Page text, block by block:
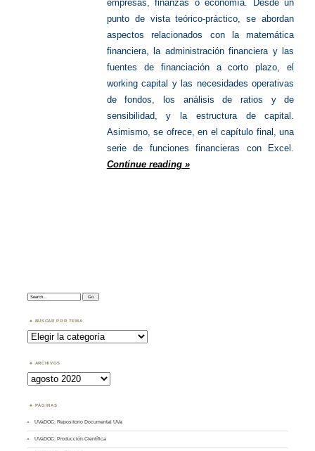
empresas, finanzas o economía. Desde un
punto de vista teórico-práctico, se abordan
aspectos relacionados con la matemática
financiera, la administración financiera y las
fuentes de financiación a corto plazo, el
working capital y las necesidades operativas
de fondos, los análisis de ratios y de
sensibilidad, y la estructura de capital.
Asimismo, se ofrece, en el capítulo final, una
serie de funciones financieras con Excel.
Continue reading »
Search:
BUSCAR POR TEMA
Buscar
por
Tema
ARCHIVOS
Archivos
PÁGINAS
UVaDOC: Repositorio Documental UVa
UVaDOC: Producción Científica